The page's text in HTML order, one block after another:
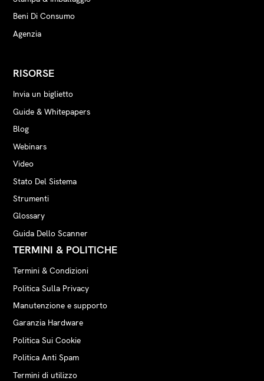
Beni Di Consumo
Agenzia
RISORSE
Invia un biglietto
Guide & Whitepapers
Blog
Webinars
Video
Stato Del Sistema
Strumenti
Glossary
Guida Dello Scanner
TERMINI & POLITICHE
Termini & Condizioni
Politica Sulla Privacy
Manutenzione e supporto
Garanzia Hardware
Politica Sui Cookie
Politica Anti Spam
Termini di utilizzo